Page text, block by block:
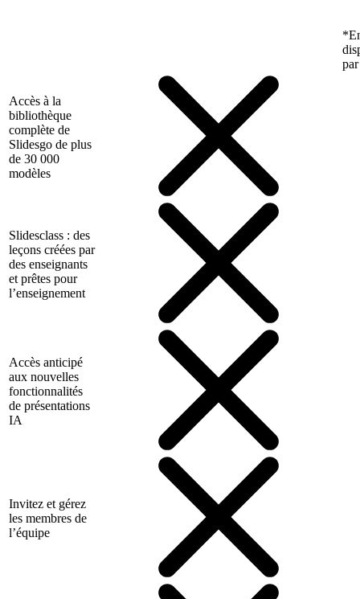
Accès à la
bibliothèque
complète de
Slidesgo de plus
de 30 000
modèles
Slidesclass : des
leçons créées par
des enseignants
et prêtes pour
l’enseignement
Accès anticipé
aux nouvelles
fonctionnalités
de présentations
IA
Invitez et gérez
les membres de
l’équipe